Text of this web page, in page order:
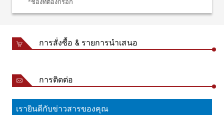
*ช่องที่ต้องกรอก
การสั่งซื้อ & รายการนำเสนอ
การติดต่อ
เรายินดีกับข่าวสารของคุณ